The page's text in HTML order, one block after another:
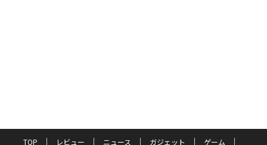
TOP レビュー ニュース ガジェット
ゲーム